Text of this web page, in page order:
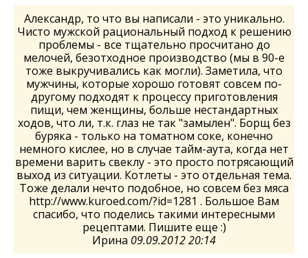
Александр, то что вы написали - это уникально.
Чисто мужской рациональный подход к решению
проблемы - все тщательно просчитано до
мелочей, безотходное производство (мы в 90-е
тоже выкручивались как могли). Заметила, что
мужчины, которые хорошо готовят совсем по-
другому подходят к процессу приготовления
пищи, чем женщины, больше нестандартных
ходов, что ли, т.к. глаз не так "замылен". Борщ без
буряка - только на томатном соке, конечно
немного кислее, но в случае тайм-аута, когда нет
времени варить свеклу - это просто потрясающий
выход из ситуации. Котлеты - это отдельная тема.
Тоже делали нечто подобное, но совсем без мяса
http://www.kuroed.com/?id=1281 . Большое Вам
спасибо, что поделись такими интересными
рецептами. Пишите еще :)
Ирина 09.09.2012 20:14